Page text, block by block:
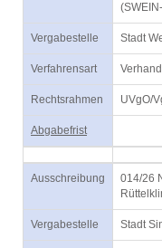
Vergabestelle Stadt
Verfahrensart
Rechtsrahmen UVgO/
Abgabefrist
Ausschreibung
014/26
Vergabestelle Stadt